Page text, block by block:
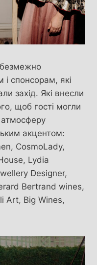
безмежно
і спонсорам, які
захід. Які внесли
щоб гості могли
атмосферу
акцентом:
CosmoLady,
Lydia
Designer,
Bertrand wines,
Art, Big Wines,